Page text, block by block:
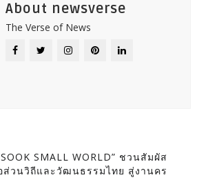
About newsverse
The Verse of News
SMALL WORLD” ชวนสัมผัส
วนวิถีและวัฒนธรรมไทย สู่งานคร